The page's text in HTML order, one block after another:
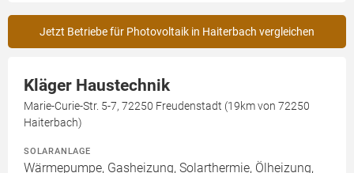
Jetzt Betriebe für Photovoltaik in Haiterbach vergleichen
Kläger Haustechnik
Marie-Curie-Str. 5-7, 72250 Freudenstadt (19km von 72250
Haiterbach)
SOLARANLAGE
Wärmepumpe, Gasheizung, Solarthermie, Ölheizung,